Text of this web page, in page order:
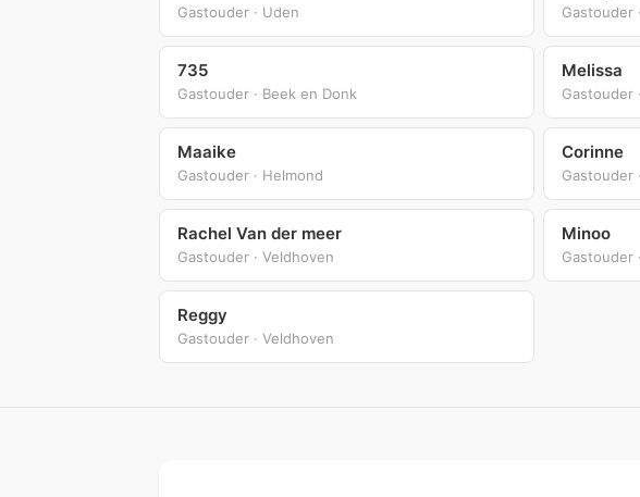
Gastouder · Uden Gastouder
735
Gastouder · Beek en Donk
Melissa
Gastouder
Maaike
Gastouder · Helmond
Corinne
Gastouder
Rachel Van der meer
Gastouder · Veldhoven
Minoo
Gastouder
Reggy
Gastouder · Veldhoven